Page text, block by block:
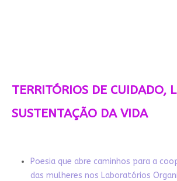
TERRITÓRIOS DE CUIDADO,
SUSTENTAÇÃO DA VIDA
Poesia que abre caminhos para a
das mulheres nos Laboratórios